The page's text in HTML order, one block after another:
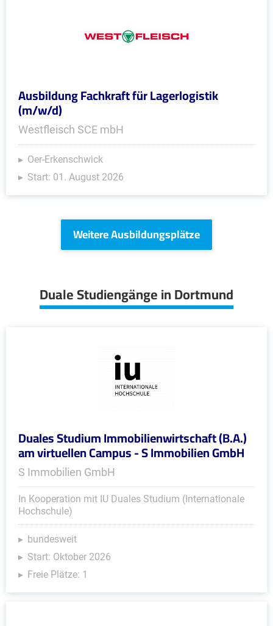
Ausbildung Fachkraft für Lagerlogistik
(m/w/d)
Westfleisch SCE mbH
Oer-Erkenschwick
Start: 01. August 2026
Weitere Ausbildungsplätze
Duale Studiengänge in Dortmund
Duales Studium Immobilienwirtschaft (B.A.)
am virtuellen Campus - S Immobilien GmbH
S Immobilien GmbH
In Kooperation mit IU Duales Studium (Internationale
Hochschule)
bundesweit
Start: Oktober 2026
Freie Plätze: 1